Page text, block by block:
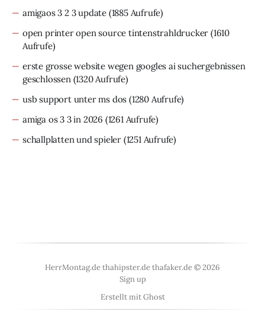
amigaos 3 2 3 update (1885 Aufrufe)
open printer open source tintenstrahldrucker (1610
Aufrufe)
erste grosse website wegen googles ai suchergebnissen
geschlossen (1320 Aufrufe)
usb support unter ms dos (1280 Aufrufe)
amiga os 3 3 in 2026 (1261 Aufrufe)
schallplatten und spieler (1251 Aufrufe)
HerrMontag.de thahipster.de thafaker.de © 2026
Sign up
Erstellt mitGhost